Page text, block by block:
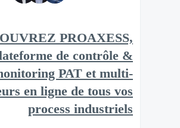
PROAXESS,
de contrôle &
PAT et multi-
en ligne de tous vos
process industriels